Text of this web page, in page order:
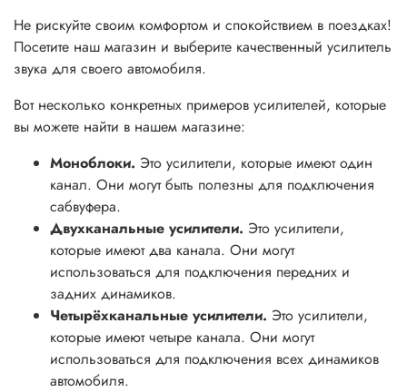
Не рискуйте своим комфортом и спокойствием в поездках!
Посетите наш магазин и выберите качественный усилитель
звука для своего автомобиля.
Вот несколько конкретных примеров усилителей, которые
вы можете найти в нашем магазине:
Моноблоки. Это усилители, которые имеют один
канал. Они могут быть полезны для подключения
сабвуфера.
Двухканальные усилители. Это усилители,
которые имеют два канала. Они могут
использоваться для подключения передних и
задних динамиков.
Четырёхканальные усилители. Это усилители,
которые имеют четыре канала. Они могут
использоваться для подключения всех динамиков
автомобиля.